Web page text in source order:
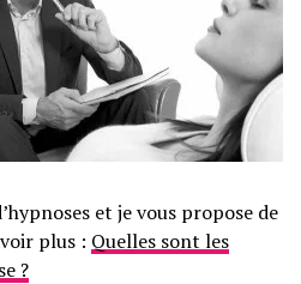
et je vous propose de
plus : Quelles sont les
?